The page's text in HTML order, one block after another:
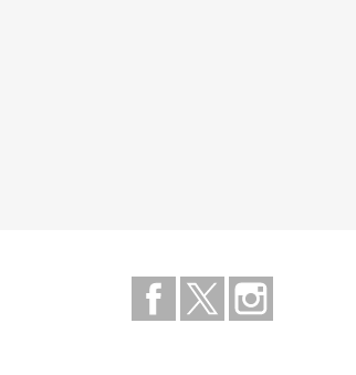
Facebook
Twitter